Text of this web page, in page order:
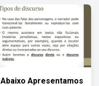
Abaixo Apresentamos